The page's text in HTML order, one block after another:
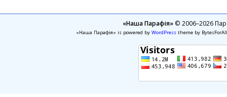
«Наша Парафія»© 2006–2026
«Наша Парафія» is powered by WordPresstheme by